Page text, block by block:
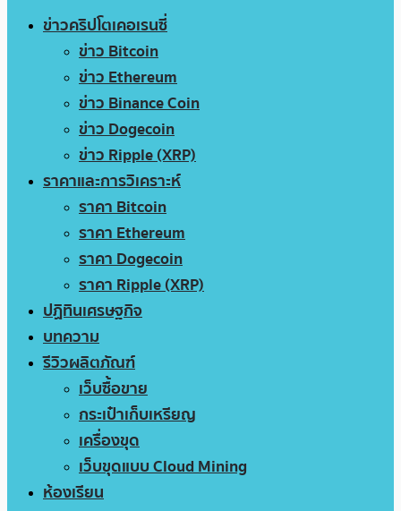
ข่าวคริปโตเคอเรนซี่
ข่าว Bitcoin
ข่าว Ethereum
ข่าว Binance Coin
ข่าว Dogecoin
ข่าว Ripple (XRP)
ราคาและการวิเคราะห์
ราคา Bitcoin
ราคา Ethereum
ราคา Dogecoin
ราคา Ripple (XRP)
ปฏิทินเศรษฐกิจ
บทความ
รีวิวผลิตภัณฑ์
เว็บซื้อขาย
กระเป๋าเก็บเหรียญ
เครื่องขุด
เว็บขุดแบบ Cloud Mining
ห้องเรียน